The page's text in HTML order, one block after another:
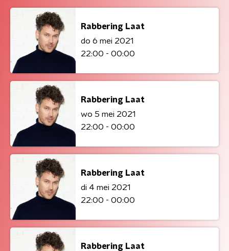
Rabbering Laat
do 6 mei 2021
22:00 - 00:00
Rabbering Laat
wo 5 mei 2021
22:00 - 00:00
Rabbering Laat
di 4 mei 2021
22:00 - 00:00
Rabbering Laat